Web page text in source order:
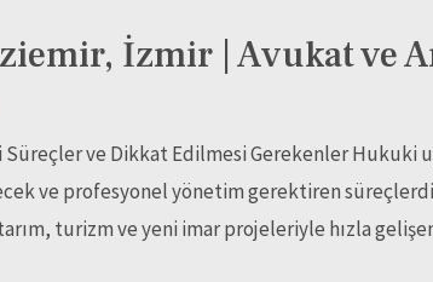
İzmir | Avukat ve
ve Dikkat Edilmesi Gerekenler Hukuki
ve profesyonel yönetim gerektiren
turizm ve yeni imar projeleriyle hızla